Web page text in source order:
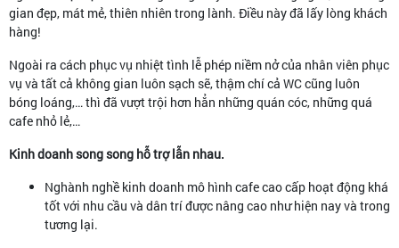
gian đẹp, mát mẻ, thiên nhiên trong lành. Điều này đã lấy lòng khách
hàng!
Ngoài ra cách phục vụ nhiệt tình lễ phép niềm nở của nhân viên phục
vụ và tất cả không gian luôn sạch sẽ, thậm chí cả WC cũng luôn
bóng loáng,… thì đã vượt trội hơn hẳn những quán cóc, những quá
cafe nhỏ lẻ,…
Kinh doanh song song hỗ trợ lẫn nhau.
Nghành nghề kinh doanh mô hình cafe cao cấp hoạt động khá
tốt với nhu cầu và dân trí được nâng cao như hiện nay và trong
tương lại.